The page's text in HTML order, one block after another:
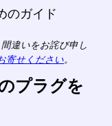
のガイド
違いをお詫び申し
寄せください。
プラグを